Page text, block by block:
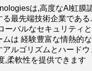
は,高度なAI虹膜
る最先端技術企業であ
ーバルなセキュリティ
ムは 経験豊富な情熱的
アルゴリズムとハード
,柔軟性を提供できます